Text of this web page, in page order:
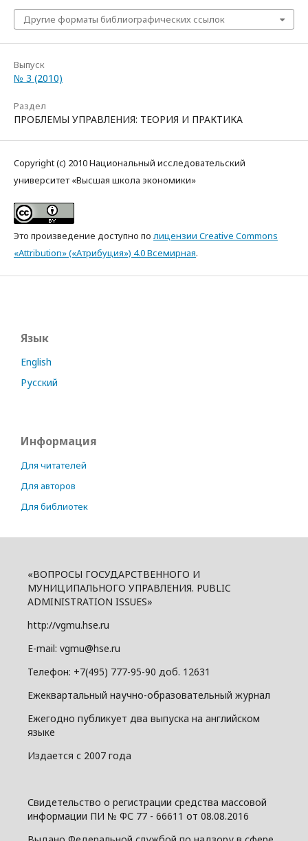
Другие форматы библиографических ссылок
Выпуск
№ 3 (2010)
Раздел
ПРОБЛЕМЫ УПРАВЛЕНИЯ: ТЕОРИЯ И ПРАКТИКА
Copyright (c) 2010 Национальный исследовательский
университет «Высшая школа экономики»
Это произведение доступно по лицензии Creative Commons
«Attribution» («Атрибуция») 4.0 Всемирная.
Язык
English
Русский
Информация
Для читателей
Для авторов
Для библиотек
«ВОПРОСЫ ГОСУДАРСТВЕННОГО И
МУНИЦИПАЛЬНОГО УПРАВЛЕНИЯ. PUBLIC
ADMINISTRATION ISSUES»
http://vgmu.hse.ru
E-mail: vgmu@hse.ru
Телефон: +7(495) 777-95-90 доб. 12631
Ежеквартальный научно-образовательный журнал
Ежегодно публикует два выпуска на английском
языке
Издается с 2007 года
Свидетельство о регистрации средства массовой
информации ПИ № ФС 77 - 66611 от 08.08.2016